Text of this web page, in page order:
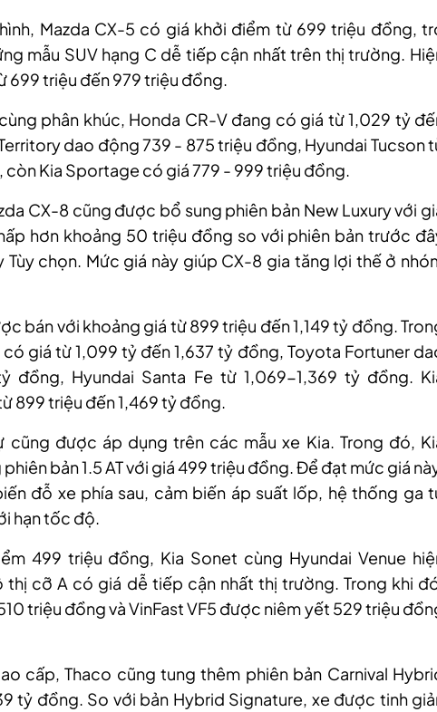
Mazda CX-5 có giá khởi điểm từ 699 triệu đồng,
mẫu SUV hạng C dễ tiếp cận nhất trên thị trường.
699 triệu đến 979 triệu đồng.
phân khúc, Honda CR-V đang có giá từ 1,029 tỷ
dao động 739 - 875 triệu đồng, Hyundai Tucson
Kia Sportage có giá 779 - 999 triệu đồng.
CX-8 cũng được bổ sung phiên bản New Luxury với
hơn khoảng 50 triệu đồng so với phiên bản trước
Tùy chọn. Mức giá này giúp CX-8 gia tăng lợi thế ở
bán với khoảng giá từ 899 triệu đến 1,149 tỷ đồng.
giá từ 1,099 tỷ đến 1,637 tỷ đồng, Toyota Fortuner
đồng, Hyundai Santa Fe từ 1,069-1,369 tỷ đồng.
899 triệu đến 1,469 tỷ đồng.
được áp dụng trên các mẫu xe Kia. Trong đó,
bản 1.5 AT với giá 499 triệu đồng. Để đạt mức giá
đỗ xe phía sau, cảm biến áp suất lốp, hệ thống ga
hạn tốc độ.
499 triệu đồng, Kia Sonet cùng Hyundai Venue
thị cỡ A có giá dễ tiếp cận nhất thị trường. Trong khi
triệu đồng và VinFast VF5 được niêm yết 529 triệu
cấp, Thaco cũng tung thêm phiên bản Carnival
tỷ đồng. So với bản Hybrid Signature, xe được tinh